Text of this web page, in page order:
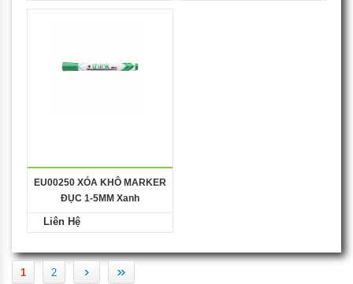
EU00250 XÓA KHÔ MARKER
ĐỤC 1-5MM Xanh
Liên Hệ
1 2 › »